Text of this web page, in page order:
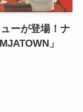
ーが登場！ナ
」